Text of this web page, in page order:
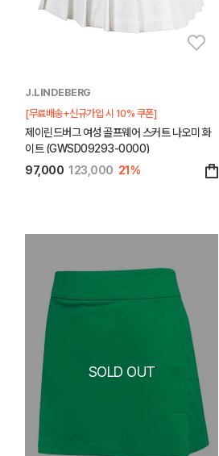
J.LINDEBERG
[무료배송+신규가입 시 10% 쿠폰]
제이린드버그 여성 골프웨어 스커트 나오미 화
이트 (GWSD09293-0000)
97,000 123,000 21%